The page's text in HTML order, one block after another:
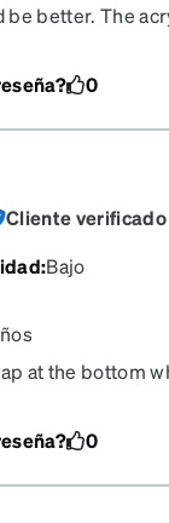
be better. The
0
Cliente verificado
:Bajo
at the bottom
0